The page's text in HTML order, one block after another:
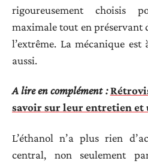
rigoureusement choisis
maximale tout en préservant
l’extrême. La mécanique
aussi.
A lire en complément :
savoir sur leur entretien
L’éthanol n’a plus rien
central, non seulement